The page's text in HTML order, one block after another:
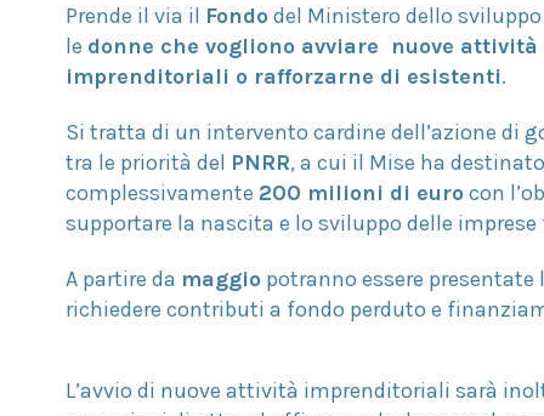
Prende il via il Fondo del Ministero dello
le donne che vogliono avviare nuove attività
imprenditoriali o rafforzarne di esistenti.
Si tratta di un intervento cardine dell’azione di
tra le priorità del PNRR, a cui il Mise ha destinato
complessivamente 200 milioni di euro con
supportare la nascita e lo sviluppo delle
A partire da maggio potranno essere presentate
richiedere contributi a fondo perduto e
L’avvio di nuove attività imprenditoriali sarà